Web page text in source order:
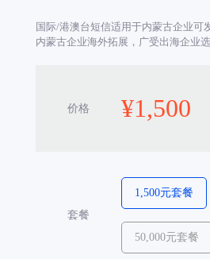
国际/港澳台短信适用于内蒙古企业可
内蒙古企业海外拓展，广受出海企业选
价格 ¥1,500
套餐
1,500元套餐
50,000元套餐